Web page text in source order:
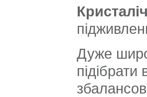
Дуже